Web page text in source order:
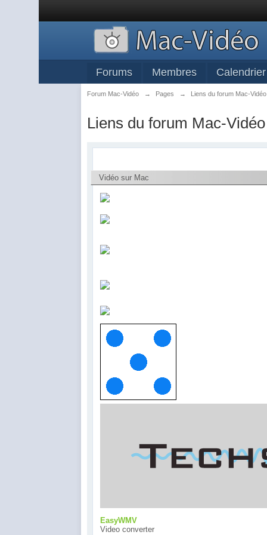
Forums Membres Calendrier
Forum Mac-Vidéo → Pages → Liens du forum Mac-Vidéo
Liens du forum Mac-Vidéo
Vidéo sur Mac
EasyWMV
Video converter